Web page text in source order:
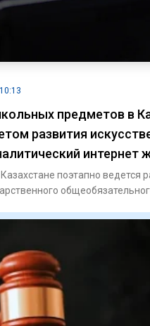
предметов в
развития
интернет
поэтапно ведется